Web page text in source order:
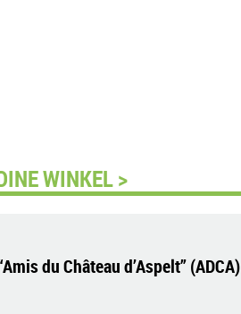
WINKEL >
du Château d’Aspelt” (ADCA)